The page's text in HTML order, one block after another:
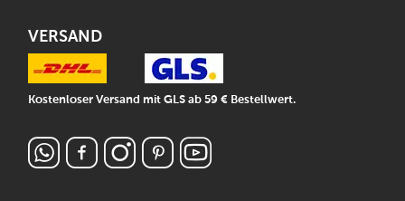
VERSAND
Kostenloser Versand mit GLS ab 59 € Bestellwert.